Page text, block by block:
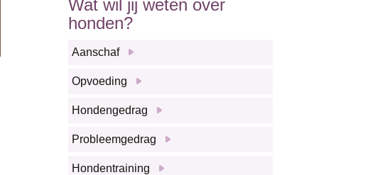
Wat wil jij weten over
honden?
Aanschaf
Opvoeding
Hondengedrag
Probleemgedrag
Hondentraining